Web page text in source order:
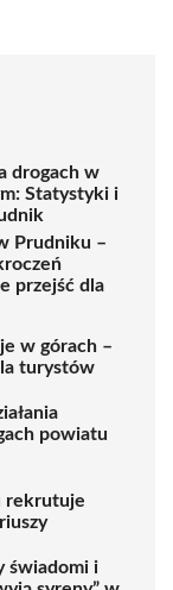
drogach w
Statystyki i
Prudniku –
przejść dla
w górach –
turystów
powiatu
rekrutuje
świadomi i